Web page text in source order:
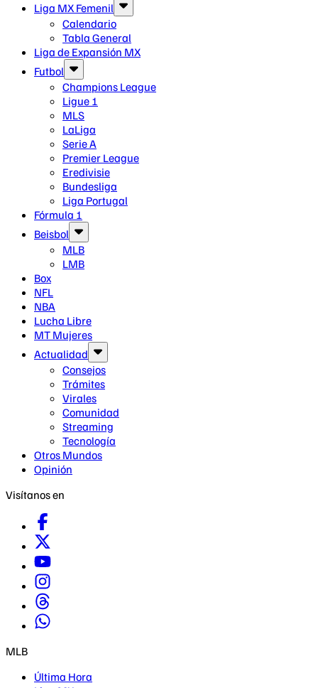
Liga MX Femenil
Calendario
Tabla General
Liga de Expansión MX
Futbol
Champions League
Ligue 1
MLS
LaLiga
Serie A
Premier League
Eredivisie
Bundesliga
Liga Portugal
Fórmula 1
Beisbol
MLB
LMB
Box
NFL
NBA
Lucha Libre
MT Mujeres
Actualidad
Consejos
Trámites
Virales
Comunidad
Streaming
Tecnología
Otros Mundos
Opinión
Visítanos en
MLB
Última Hora